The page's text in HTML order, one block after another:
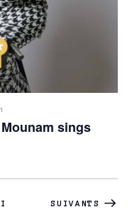
sings
ÉVÈNEMENTS
SUIVANTS